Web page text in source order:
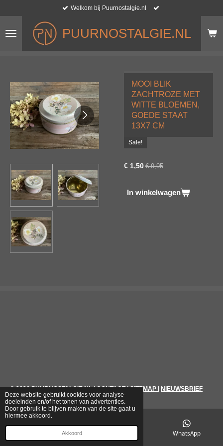
Deze website gebruikt cookies voor analyse-
doeleinden en/of het tonen van advertenties.
Door gebruik te blijven maken van de site gaat u
hiermee akkoord.
Akkoord
naar
hoofdinhoud
PUURNOSTALGIE.NL
Welkom bij Puurnostalgie.nl
MOOI BLIK
ZACHTROZE MET
WITTE BLOEMEN,
GOEDE STAAT
13X7 CM
Sale!
€ 1,50 € 9,95
In winkelwagen
© 2026 PUURNOSTALGIE.NL|CONTACT|SITEMAP NIEUWSBRIEF
WhatsApp